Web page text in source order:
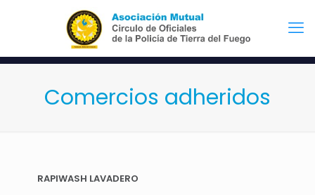
Comercios adheridos
RAPIWASH LAVADERO